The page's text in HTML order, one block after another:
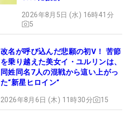
2026年8月5日 (水) 16時41分
5
改名が呼び込んだ悲願の初V！ 苦節
を乗り越えた美女イ・ユルリンは、
同姓同名7人の混戦から這い上がっ
た“新星ヒロイン”
2026年8月6日 (木) 11時30分 15